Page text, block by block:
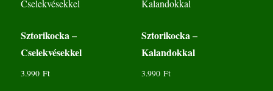
Sztorikocka –
Cselekvésekkel
3.990Ft
Sztorikocka –
Kalandokkal
3.990 Ft